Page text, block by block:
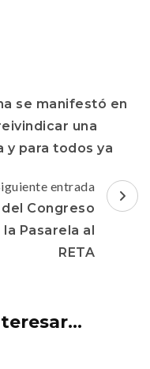
se manifestó en
una
y para todos ya
entrada
Congreso
Pasarela al
RETA